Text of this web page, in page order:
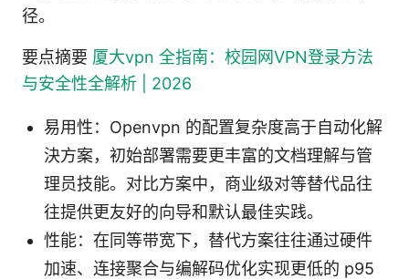
径。
要点摘要 厦大vpn 全指南：校园网VPN登录方法
与安全性全解析 | 2026
易用性：Openvpn 的配置复杂度高于自动化解
決方案，初始部署需要更丰富的文档理解与管
理员技能。对比方案中，商业级对等替代品往
往提供更友好的向导和默认最佳实践。
性能：在同等带宽下，替代方案往往通过硬件
加速、连接聚合与编解码优化实现更低的 p95